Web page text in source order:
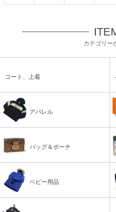
カテゴリー
コート、上着
アパレル
バッグ＆ポーチ
ベビー用品